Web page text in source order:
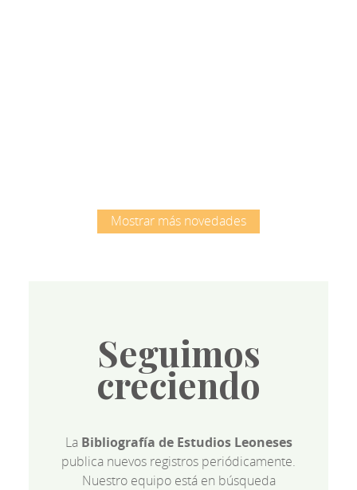
Mostrar más novedades
Seguimos
creciendo
La Bibliografía de Estudios Leoneses
publica nuevos registros periódicamente.
Nuestro equipo está en búsqueda